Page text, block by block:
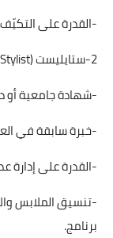
-القدرة على
2-ستايليست (Stylist)/ مصممة أزياء.
-شهادة جامعية أو
-خبرة سابقة في
-القدرة على إدارة
-تنسيق الملابس
برنامج.